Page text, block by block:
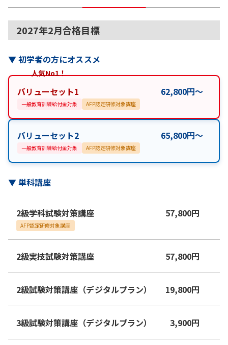
2027年2月合格目標
▼初学者の方にオススメ
人気No1！
バリューセット1 62,800円〜
一般教育訓練給付金対象 AFP認定研修対象講座
バリューセット2 65,800円〜
一般教育訓練給付金対象 AFP認定研修対象講座
▼単科講座
2級学科試験対策講座 57,800円
AFP認定研修対象講座
2級実技試験対策講座 57,800円
2級試験対策講座（デジタルプラン） 19,800円
3級試験対策講座（デジタルプラン） 3,900円